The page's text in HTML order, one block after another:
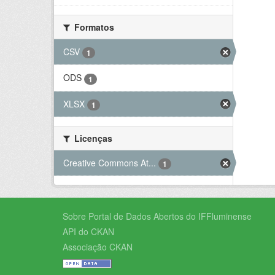
Formatos
CSV
1
ODS 1
XLSX 1
Licenças
Creative Commons At...
1
Sobre Portal de Dados Abertos do IFFluminense
API do CKAN
Associação CKAN